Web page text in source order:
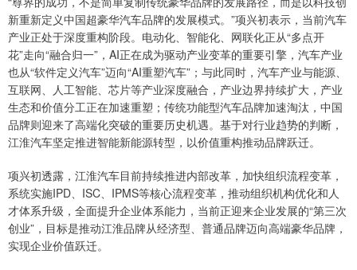
新重新定义中国超豪华汽车品牌的发展模式。”项兴初表示，当前汽车
产业正处于深度重构阶段。电动化、智能化、网联化正从“多点开
花”走向“融合归一”，AI正在成为驱动产业变革的重要引擎，汽车产业
也从“软件定义汽车”迈向“AI重塑汽车”；与此同时，汽车产业与能源、
互联网、人工智能、芯片等产业深度融合，产业边界持续扩大，产业
生态和价值分工正在加速重塑；传统功能型汽车品牌加速淘汰，中国
品牌则迎来了高端化突破的重要历史机遇。基于对行业趋势的判断，
江淮汽车坚定推进智能新能源转型，以价值重构推动品牌跃迁。
项兴初透露，江淮汽车目前持续推进内部改革，加快组织流程变革，
系统实施IPD、ISC、IPMS等核心流程变革，推动组织机构优化和人
才体系升级，全面提升企业体系能力，当前正迎来企业发展的“第三次
创业”，目标是推动江淮品牌从经济型、普通品牌迈向高端豪华品牌，
实现企业价值跃迁。